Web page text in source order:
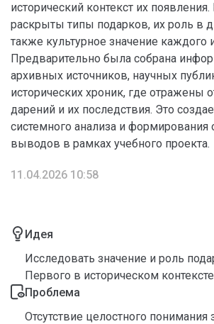
исторический контекст их появления.
раскрыты типы подарков, их роль в
также культурное значение каждого
Предварительно была собрана
архивных источников, научных
исторических хроник, где отражены
дарений и их последствия. Это
системного анализа и формирования
выводов в рамках учебного проекта.
11.04.2026 10:58
Идея
Исследовать значение и роль
Первого в историческом
Проблема
Отсутствие целостного понимания